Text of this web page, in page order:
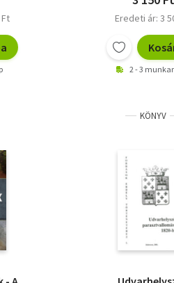
Eredeti ár: 3
2 - 3
KÖNYV